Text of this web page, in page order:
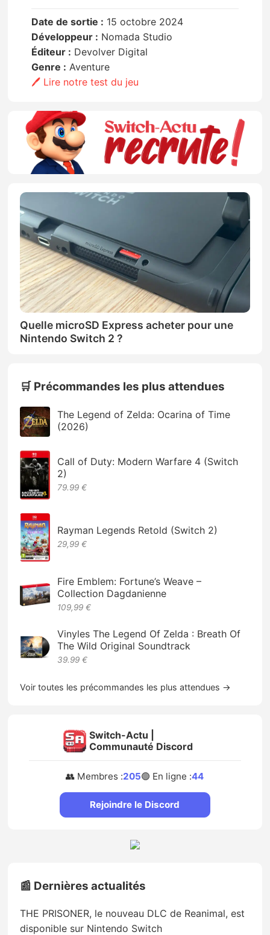
Date de sortie : 15 octobre 2024
Développeur : Nomada Studio
Éditeur : Devolver Digital
Genre : Aventure
🖊️ Lire notre test du jeu
Quelle microSD Express acheter pour une
Nintendo Switch 2 ?
🛒 Précommandes les plus attendues
The Legend of Zelda: Ocarina of Time
(2026)
Call of Duty: Modern Warfare 4 (Switch
2)
79.99 €
Rayman Legends Retold (Switch 2)
29,99 €
Fire Emblem: Fortune’s Weave –
Collection Dagdanienne
109,99 €
Vinyles The Legend Of Zelda : Breath Of
The Wild Original Soundtrack
39.99 €
Voir toutes les précommandes les plus attendues →
Switch-Actu |
Communauté Discord
👥 Membres :205🟢 En ligne :44
Rejoindre le Discord
📰 Dernières actualités
THE PRISONER, le nouveau DLC de Reanimal, est
disponible sur Nintendo Switch